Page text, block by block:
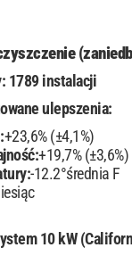
1789 instalacji
ulepszenia:
+23,6% (±4,1%)
+19,7% (±3,6%)
-12.2°średnia F
10 kW